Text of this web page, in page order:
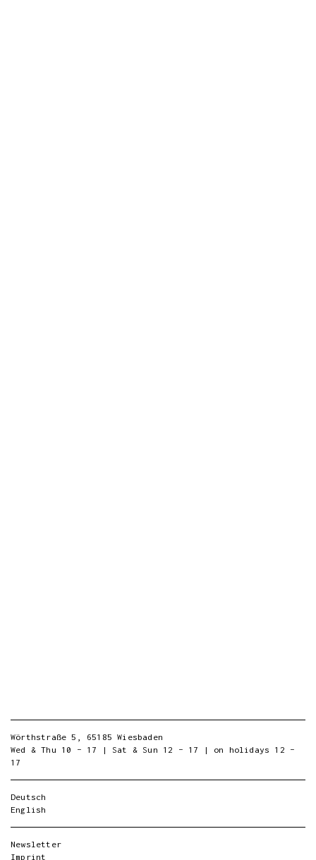
Wörthstraße 5, 65185 Wiesbaden
Wed & Thu 10 – 17 | Sat & Sun 12 – 17 | on holidays 12 –
17
Deutsch
English
Newsletter
Imprint